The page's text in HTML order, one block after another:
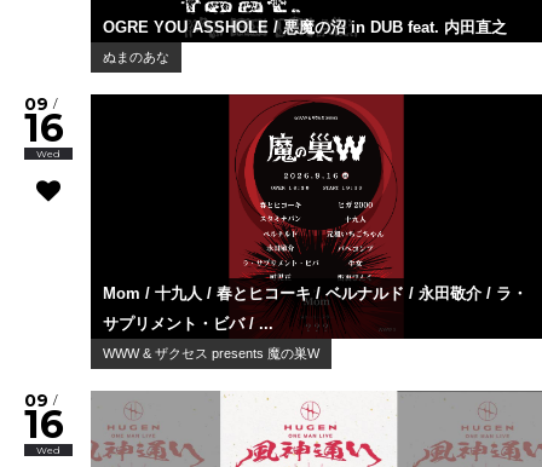
OGRE YOU ASSHOLE / 悪魔の沼 in DUB feat. 内田直之
ぬまのあな
09 /
16
Wed
Mom / 十九人 / 春とヒコーキ / ベルナルド / 永田敬介 / ラ・
サプリメント・ビバ / ...
WWW & ザクセス presents 魔の巣W
09 /
16
Wed